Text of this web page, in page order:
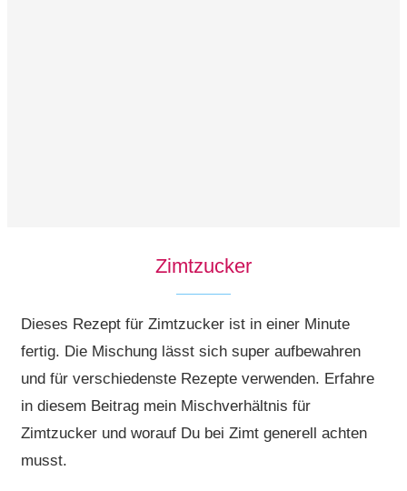
Zimtzucker
Dieses Rezept für Zimtzucker ist in einer Minute
fertig. Die Mischung lässt sich super aufbewahren
und für verschiedenste Rezepte verwenden. Erfahre
in diesem Beitrag mein Mischverhältnis für
Zimtzucker und worauf Du bei Zimt generell achten
musst.